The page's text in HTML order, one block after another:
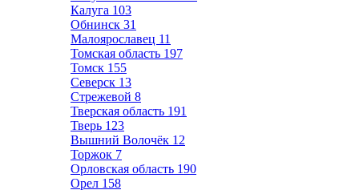
Калуга 103
Обнинск 31
Малоярославец 11
Томская область 197
Томск 155
Северск 13
Стрежевой 8
Тверская область 191
Тверь 123
Вышний Волочёк 12
Торжок 7
Орловская область 190
Орел 158